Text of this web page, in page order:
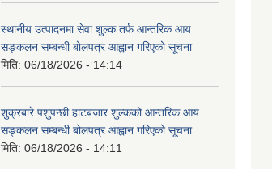
स्थानीय उत्पादनमा सेवा शुल्क तर्फ आन्तरिक आय
सङ्कलन सम्बन्धी बोलपत्र आह्वान गरिएको सूचना
मिति: 06/18/2026 - 14:14
शुक्रबारे पशुपन्छी हाटबजार शुल्कको आन्तरिक आय
सङ्कलन सम्बन्धी बोलपत्र आह्वान गरिएको सूचना
मिति: 06/18/2026 - 14:11